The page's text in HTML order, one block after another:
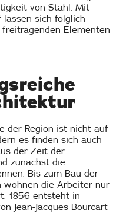
von Stahl. Mit
sich folglich
Elementen
der Region ist nicht auf
es finden sich auch
der Zeit der
zunächst die
Bis zum Bau der
wohnen die Arbeiter nur
1856 entsteht in
Jean-Jacques Bourcart